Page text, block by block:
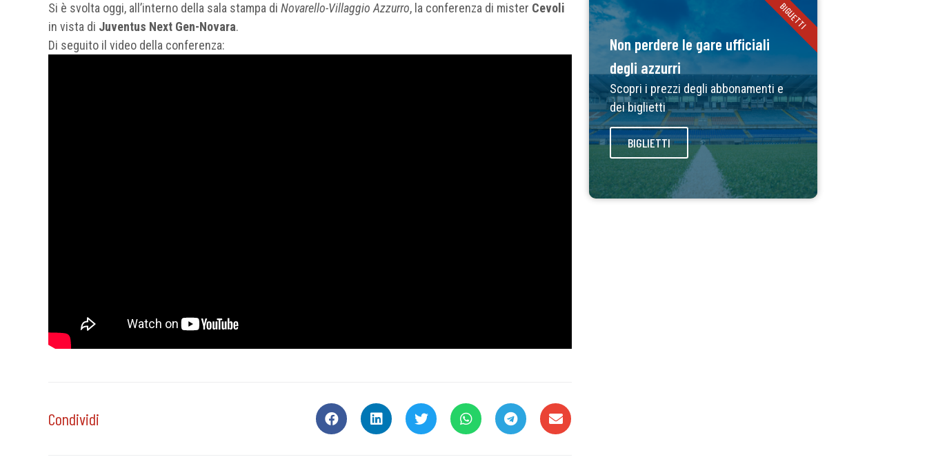
Si è svolta oggi, all’interno della sala stampa di Novarello-Villaggio Azzurro, la conferenza di mister Cevoli
in vista di Juventus Next Gen-Novara.
Di seguito il video della conferenza:
Condividi
Non perdere le gare ufficiali
degli azzurri
Scopri i prezzi degli abbonamenti e
dei biglietti
BIGLIETTI
BIGLIETTI